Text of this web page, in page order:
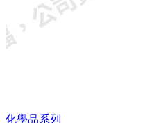
化學品系列